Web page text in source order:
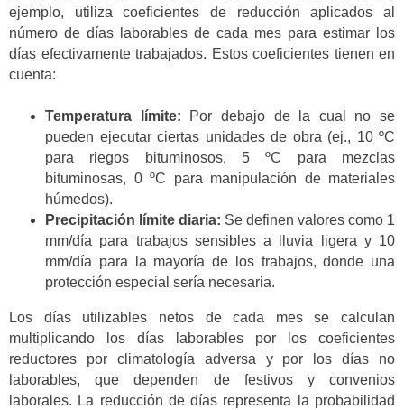
ejemplo, utiliza coeficientes de reducción aplicados al
número de días laborables de cada mes para estimar los
días efectivamente trabajados. Estos coeficientes tienen en
cuenta:
Temperatura límite: Por debajo de la cual no se
pueden ejecutar ciertas unidades de obra (ej., 10 ºC
para riegos bituminosos, 5 ºC para mezclas
bituminosas, 0 ºC para manipulación de materiales
húmedos).
Precipitación límite diaria: Se definen valores como 1
mm/día para trabajos sensibles a lluvia ligera y 10
mm/día para la mayoría de los trabajos, donde una
protección especial sería necesaria.
Los días utilizables netos de cada mes se calculan
multiplicando los días laborables por los coeficientes
reductores por climatología adversa y por los días no
laborables, que dependen de festivos y convenios
laborales. La reducción de días representa la probabilidad